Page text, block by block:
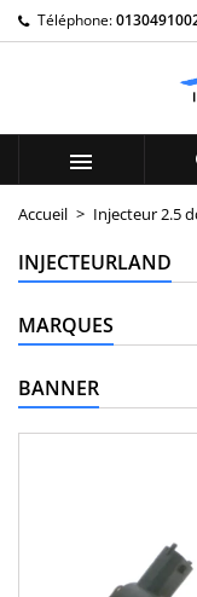
Téléphone:

Accueil Injecteur 2.5
INJECTEURLAND
MARQUES
BANNER
My
((title))
Connexion
Vous devez être
votre liste